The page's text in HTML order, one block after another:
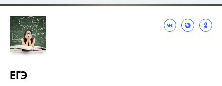
ЕГЭ